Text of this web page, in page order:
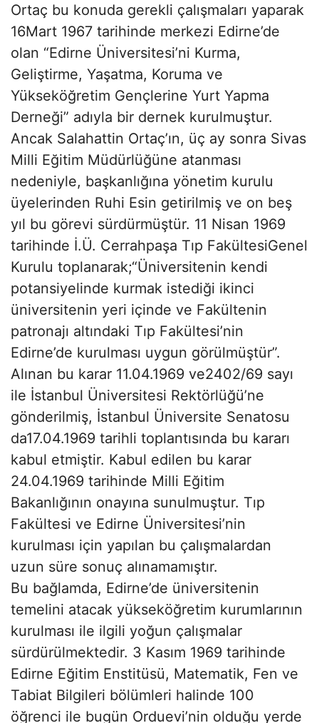
Ortaç bu konuda gerekli çalışmaları yaparak
16Mart 1967 tarihinde merkezi Edirne’de
olan “Edirne Üniversitesi’ni Kurma,
Geliştirme, Yaşatma, Koruma ve
Yükseköğretim Gençlerine Yurt Yapma
Derneği” adıyla bir dernek kurulmuştur.
Ancak Salahattin Ortaç’ın, üç ay sonra Sivas
Milli Eğitim Müdürlüğüne atanması
nedeniyle, başkanlığına yönetim kurulu
üyelerinden Ruhi Esin getirilmiş ve on beş
yıl bu görevi sürdürmüştür. 11 Nisan 1969
tarihinde İ.Ü. Cerrahpaşa Tıp FakültesiGenel
Kurulu toplanarak;“Üniversitenin kendi
potansiyelinde kurmak istediği ikinci
üniversitenin yeri içinde ve Fakültenin
patronajı altındaki Tıp Fakültesi’nin
Edirne’de kurulması uygun görülmüştür”.
Alınan bu karar 11.04.1969 ve2402/69 sayı
ile İstanbul Üniversitesi Rektörlüğü’ne
gönderilmiş, İstanbul Üniversite Senatosu
da17.04.1969 tarihli toplantısında bu kararı
kabul etmiştir. Kabul edilen bu karar
24.04.1969 tarihinde Milli Eğitim
Bakanlığının onayına sunulmuştur. Tıp
Fakültesi ve Edirne Üniversitesi’nin
kurulması için yapılan bu çalışmalardan
uzun süre sonuç alınamamıştır.
Bu bağlamda, Edirne’de üniversitenin
temelini atacak yükseköğretim kurumlarının
kurulması ile ilgili yoğun çalışmalar
sürdürülmektedir. 3 Kasım 1969 tarihinde
Edirne Eğitim Enstitüsü, Matematik, Fen ve
Tabiat Bilgileri bölümleri halinde 100
öğrenci ile bugün Orduevi’nin olduğu yerde